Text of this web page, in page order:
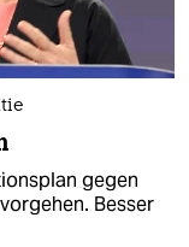
gegen
Besser